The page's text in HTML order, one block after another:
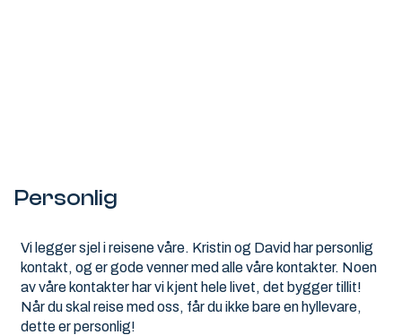
Personlig
Vi legger sjel i reisene våre. Kristin og David har personlig
kontakt, og er gode venner med alle våre kontakter. Noen
av våre kontakter har vi kjent hele livet, det bygger tillit!
Når du skal reise med oss, får du ikke bare en hyllevare,
dette er personlig!